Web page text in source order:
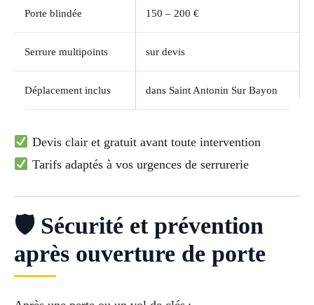
Porte blindée 150 – 200 €
Serrure multipoints sur devis
Déplacement inclus dans Saint Antonin Sur Bayon
Devis clair et gratuit avant toute intervention
Tarifs adaptés à vos urgences de serrurerie
🛡 Sécurité et prévention
après ouverture de porte